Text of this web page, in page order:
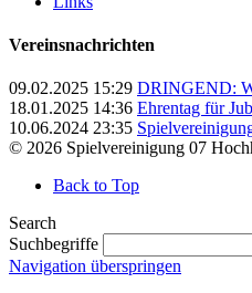
Vereinsnachrichten
09.02.2025 15:29 DRINGEND:
18.01.2025 14:36 Ehrentag für
10.06.2024 23:35
© 2026 Spielvereinigung 07
Back to Top
Search
Suchbegriffe
Navigation überspringen